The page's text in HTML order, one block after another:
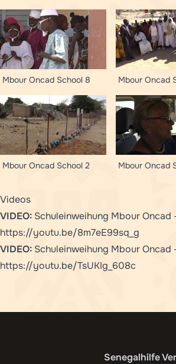
Mbour Oncad School 8 Mbour Oncad
Mbour Oncad School 2
Mbour Oncad
Videos
VIDEO: Schuleinweihung Mbour Oncad
https://youtu.be/8m7eE99sq_g
VIDEO: Schuleinweihung Mbour Oncad
https://youtu.be/TsUKIg_608c
Senegalhilfe